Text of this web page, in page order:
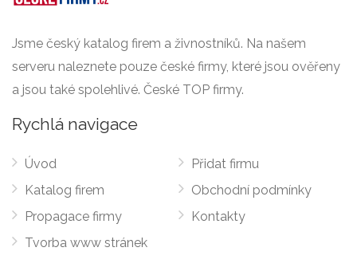
Jsme český katalog firem a živnostníků. Na našem
serveru naleznete pouze české firmy, které jsou ověřeny
a jsou také spolehlivé. České TOP firmy.
Rychlá navigace
Úvod
Katalog firem
Propagace firmy
Tvorba www stránek
Přidat firmu
Obchodní podmínky
Kontakty